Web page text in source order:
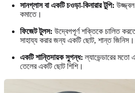
সানগ্লাস বা একটি চওড়া-কিনারার টুপি:
কমাতে।
ফিজেট টুলস: উদ্বেগপূর্ণ শক্তিকে চালিত
সাহায্য করার জন্য একটি ছোট, শান্ত জিনিস।
একটি শান্তিদায়ক সুগন্ধ: ল্যাভেন্ডারের মতো
তেলের একটি ছোট শিশি।